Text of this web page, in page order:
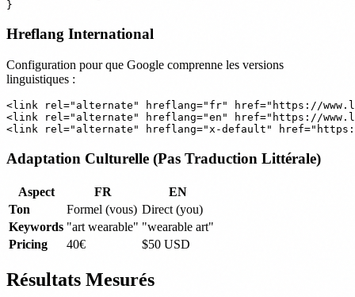
Hreflang International
Configuration pour que Google comprenne les versions
linguistiques :
<link rel="alternate" hreflang="fr" href="https://
<link rel="alternate" hreflang="en" href="https://
Adaptation Culturelle (Pas Traduction Littérale)
Aspect FR
EN
Ton
Formel (vous) Direct (you)
Keywords "art wearable" "wearable art"
Pricing
40€ $50 USD
Résultats Mesurés